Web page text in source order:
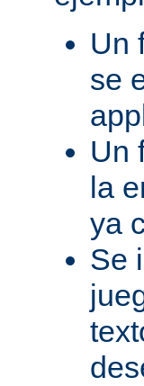
Un
se
Un
la
ya
Se